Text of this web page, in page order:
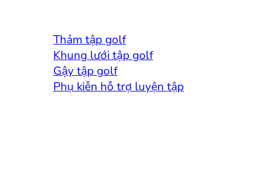
Thảm tập golf
Khung lưới tập golf
Gậy tập golf
Phụ kiễn hỗ trợ luyện tập